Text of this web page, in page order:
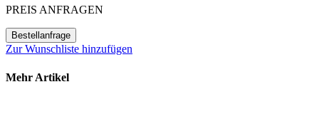
PREIS ANFRAGEN
Bestellanfrage
Zur Wunschliste hinzufügen
Mehr Artikel